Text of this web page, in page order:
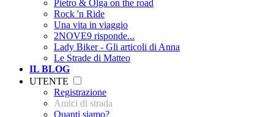
Pietro & Olga on the road
Rock 'n Ride
Una vita in viaggio
2NOVE9 risponde...
Lady Biker - Gli articoli di Anna
Le Strade di Matteo
IL BLOG
UTENTE
Registrazione
Amici di strada
Quanti siamo?